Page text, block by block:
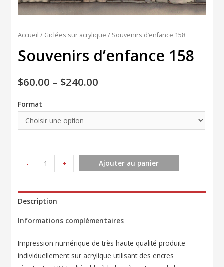
Accueil / Giclées sur acrylique / Souvenirs d’enfance 158
Souvenirs d’enfance 158
$60.00 – $240.00
Format
-
de
d'enfance
+ Ajouter au panier
Description
Informations complémentaires
Impression numérique de très haute qualité produite
individuellement sur acrylique utilisant des encres